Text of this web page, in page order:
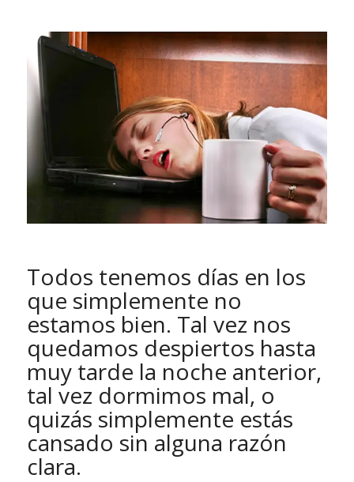
Todos tenemos días en los
que simplemente no
estamos bien. Tal vez nos
quedamos despiertos hasta
muy tarde la noche anterior,
tal vez dormimos mal, o
quizás simplemente estás
cansado sin alguna razón
clara.